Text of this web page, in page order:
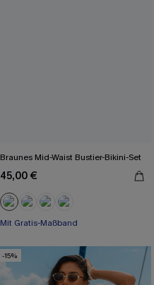
Braunes Mid-Waist Bustier-Bikini-Set
45,00 €
Mit Gratis-Maßband
Nahtlos
-15%